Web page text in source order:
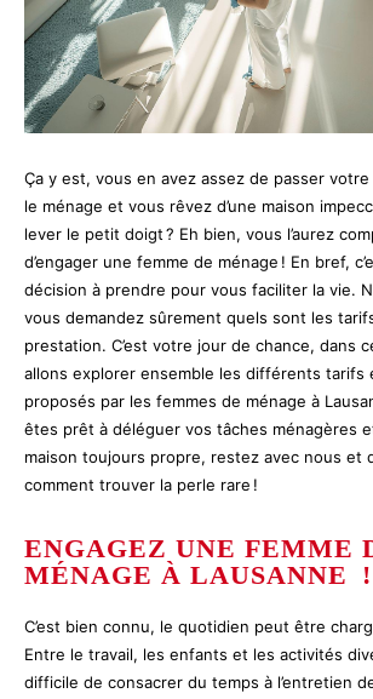
Ça y est, vous en avez assez de passer
le ménage et vous rêvez d’une maison
lever le petit doigt ? Eh bien, vous l’aurez
d’engager une femme de ménage ! En bref,
décision à prendre pour vous faciliter la vie.
vous demandez sûrement quels sont les
prestation. C’est votre jour de chance, dans
allons explorer ensemble les différents tarifs
proposés par les femmes de ménage à
êtes prêt à déléguer vos tâches ménagères
maison toujours propre, restez avec nous et
comment trouver la perle rare !
ENGAGEZ UNE FEMME
MÉNAGE À LAUSANNE !
C’est bien connu, le quotidien peut être
Entre le travail, les enfants et les activités
difficile de consacrer du temps à l’entretien